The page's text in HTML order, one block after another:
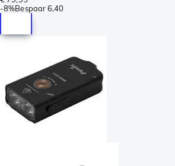
-8%Bespaar6,40